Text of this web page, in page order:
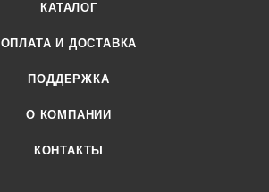
КАТАЛОГ
ОПЛАТА И ДОСТАВКА
ПОДДЕРЖКА
О КОМПАНИИ
КОНТАКТЫ